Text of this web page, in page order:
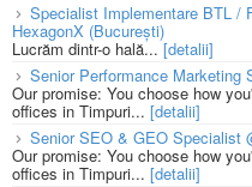
Specialist Implementare BTL /
HexagonX (București)
Lucrăm dintr-o hală...[detalii]
Senior Performance Marketing
Our promise: You choose how
offices in Timpuri... [detalii]
Senior SEO & GEO Specialist
Our promise: You choose how
offices in Timpuri... [detalii]